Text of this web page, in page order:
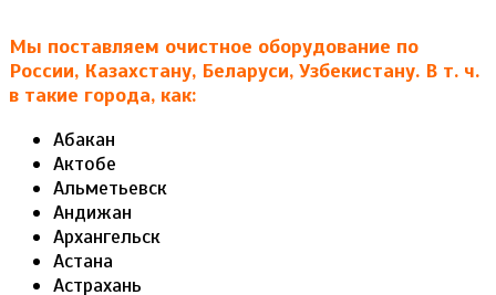
Мы поставляем очистное оборудование по
России, Казахстану, Беларуси, Узбекистану. В т. ч.
в такие города, как:
Абакан
Актобе
Альметьевск
Андижан
Архангельск
Астана
Астрахань